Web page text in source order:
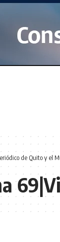
de Quito y el